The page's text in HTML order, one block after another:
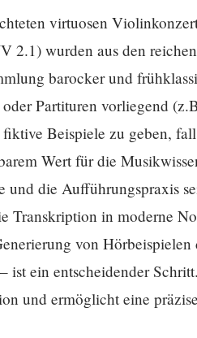
virtuosen
2.1) wurden aus den
barocker und
Partituren vorliegend
Beispiele zu geben,
Wert für die
und die Aufführungspraxis
Transkription in moderne
von
ist ein entscheidender
und ermöglicht eine